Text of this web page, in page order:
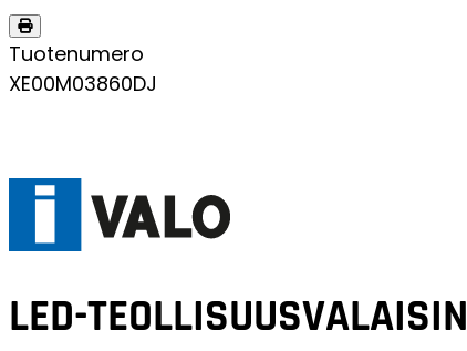
Tuotenumero
XE00M03860DJ
LED-TEOLLISUUSVALAISIN